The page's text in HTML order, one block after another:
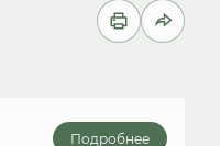
Подробнее